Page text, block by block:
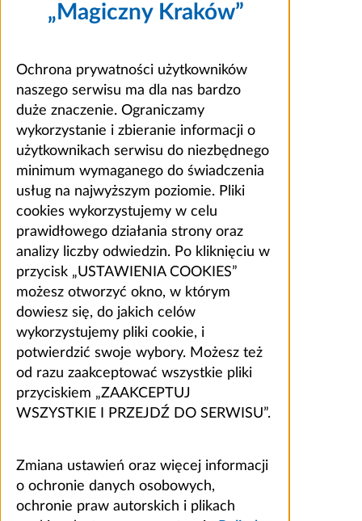
„Magiczny Kraków”
Ochrona prywatności użytkowników
naszego serwisu ma dla nas bardzo
duże znaczenie. Ograniczamy
wykorzystanie i zbieranie informacji o
użytkownikach serwisu do niezbędnego
minimum wymaganego do świadczenia
usług na najwyższym poziomie. Pliki
cookies wykorzystujemy w celu
prawidłowego działania strony oraz
analizy liczby odwiedzin. Po kliknięciu w
przycisk „USTAWIENIA COOKIES”
możesz otworzyć okno, w którym
dowiesz się, do jakich celów
wykorzystujemy pliki cookie, i
potwierdzić swoje wybory. Możesz też
od razu zaakceptować wszystkie pliki
przyciskiem „ZAAKCEPTUJ
WSZYSTKIE I PRZEJDŹ DO SERWISU”.
Zmiana ustawień oraz więcej informacji
o ochronie danych osobowych,
ochronie praw autorskich i plikach